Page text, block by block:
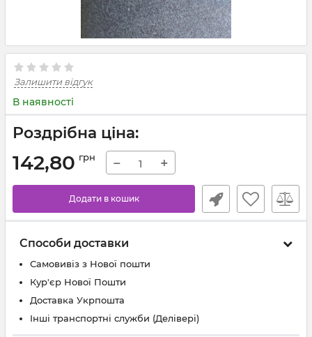
Залишити відгук
В наявності
Роздрібна ціна:
142,80 грн − +
Додати в кошик
Способи доставки
Самовивіз з Нової пошти
Кур'єр Нової Пошти
Доставка Укрпошта
Інші транспортні служби (Делівері)